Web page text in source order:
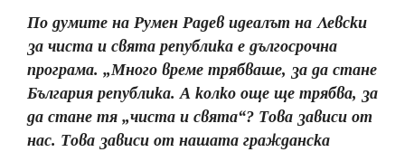
По думите на Румен Радев идеалът на Левски
за чиста и свята република е дългосрочна
програма. „Много време трябваше, за да стане
България република. А колко още ще трябва, за
да стане тя „чиста и свята“? Това зависи от
нас. Това зависи от нашата гражданска